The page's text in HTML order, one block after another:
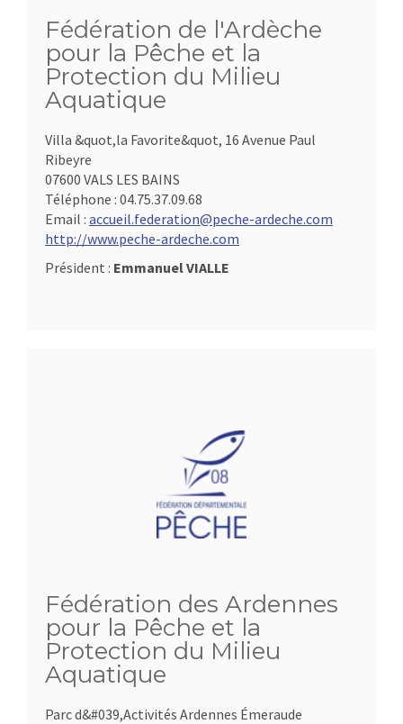
Fédération de l'Ardèche
pour la Pêche et la
Protection du Milieu
Aquatique
Villa &quot,la Favorite&quot, 16 Avenue Paul
Ribeyre
07600 VALS LES BAINS
Téléphone : 04.75.37.09.68
Email : accueil.federation@peche-ardeche.com
http://www.peche-ardeche.com
Président : Emmanuel VIALLE
Fédération des Ardennes
pour la Pêche et la
Protection du Milieu
Aquatique
Parc d&#039,Activités Ardennes Émeraude